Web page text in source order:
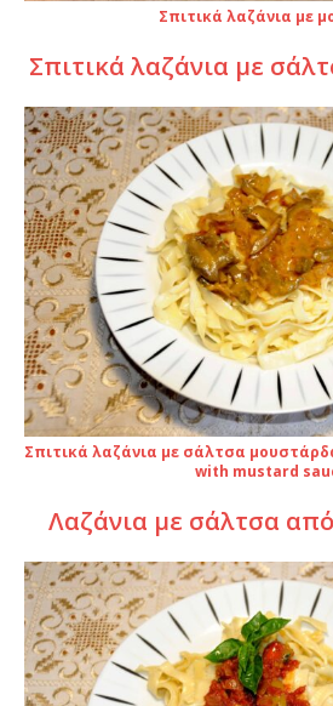
Σπιτικά λαζάνια με
Σπιτικά λαζάνια με
Σπιτικά λαζάνια με σάλτσα
with mustard
Λαζάνια με σάλτσα